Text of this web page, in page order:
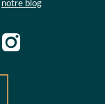
notre blog